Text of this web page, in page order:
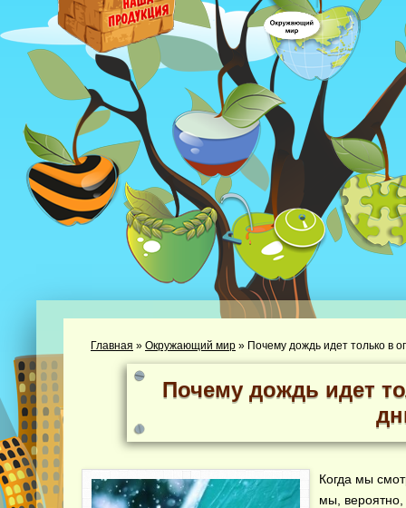
Главная » Окружающий мир » Почему дождь идет только в
Почему дождь идет
Когда мы
мы,